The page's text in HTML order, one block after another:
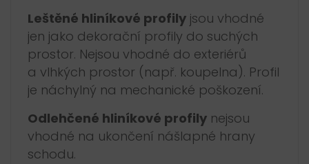
Leštěné hliníkové profilyjsou vhodné
jen jako dekorační profily do suchých
prostor. Nejsou vhodné do exteriérů
a vlhkých prostor (např. koupelna). Profil
je náchylný na mechanické poškození.
Odlehčené hliníkové profilynejsou
vhodné na ukončení nášlapné hrany
schodu.